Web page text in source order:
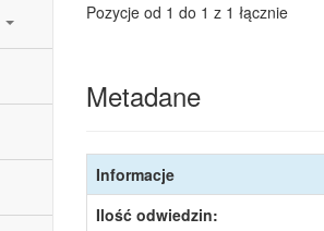
Pozycje od 1 do 1 z 1 łącznie
Metadane
Informacje
Ilość odwiedzin: